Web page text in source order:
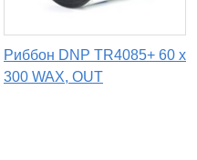
Риббон DNP TR4085+ 60 x
300 WAX, OUT